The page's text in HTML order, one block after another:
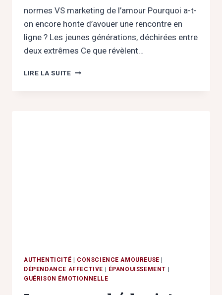
normes VS marketing de l’amour Pourquoi a-t-
on encore honte d’avouer une rencontre en
ligne ? Les jeunes générations, déchirées entre
deux extrêmes Ce que révèlent…
LIRE LA SUITEAPPLICATIONS
AUTHENTICITÉ | CONSCIENCE AMOUREUSE |
DÉPENDANCE AFFECTIVE | ÉPANOUISSEMENT |
GUÉRISON ÉMOTIONNELLE